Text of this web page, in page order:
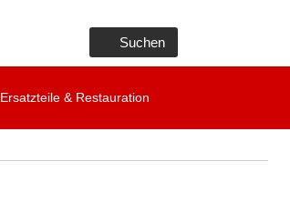
Suchen
Ersatzteile & Restauration